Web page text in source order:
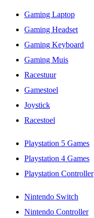
Gaming Laptop
Gaming Headset
Gaming Keyboard
Gaming Muis
Racestuur
Gamestoel
Joystick
Racestoel
Playstation 5 Games
Playstation 4 Games
Playstation Controller
Nintendo Switch
Nintendo Controller